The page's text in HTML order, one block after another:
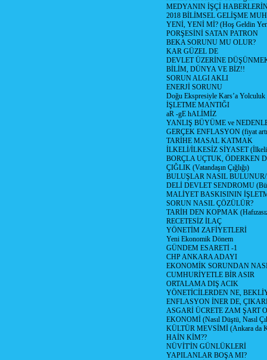
MEDYANIN İŞÇİ
2018 BİLİMSEL GELİŞME
YENİ, YENİ Mİ? (Hoş Geldin
PORŞESİNİ SATAN PATRON
BEKA SORUNU MU OLUR?
KAR GÜZEL DE
DEVLET ÜZERİNE
BİLİM, DÜNYA VE BİZ!!
SORUN ALGI AKLI
ENERJİ SORUNU
Doğu Ekspresiyle Kars’a Yolculuk
İŞLETME MANTIĞI
aR -gE hALİMİZ
YANLIŞ BÜYÜME ve
GERÇEK ENFLASYON (fiyat
TARİHE MASAL KATMAK
İLKELİ/İLKESİZ SİYASET
BORÇLA UÇTUK, ÖDERKEN
ÇIĞLIK (Vatandaşın Çığlığı)
BULUŞLAR NASIL
DELİ DEVLET SENDROMU
MALİYET BASKISININ
SORUN NASIL ÇÖZÜLÜR?
TARİH DEN KOPMAK
RECETESİZ İLAÇ
YÖNETİM ZAFİYETLERİ
Yeni Ekonomik Dönem
GÜNDEM ESARETİ -1
CHP ANKARA ADAYI
EKONOMİK SORUNDAN
CUMHURİYETLE BİR ASIR
ORTALAMA DIŞ ACIK
YÖNETİCİLERDEN NE,
ENFLASYON İNER DE,
ASGARİ ÜCRETE ZAM ŞART
EKONOMİ (Nasıl Düştü, Nasıl
KÜLTÜR MEVSİMİ (Ankara da
HAİN KİM??
NÜVİT'İN GÜNLÜKLERİ
YAPILANLAR BOŞA MI?